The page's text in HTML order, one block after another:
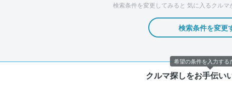
検索条件を変更してみると 気に入るクルマ
検索条件を変更
クルマ探しをお手伝い
希望の条件を入力する